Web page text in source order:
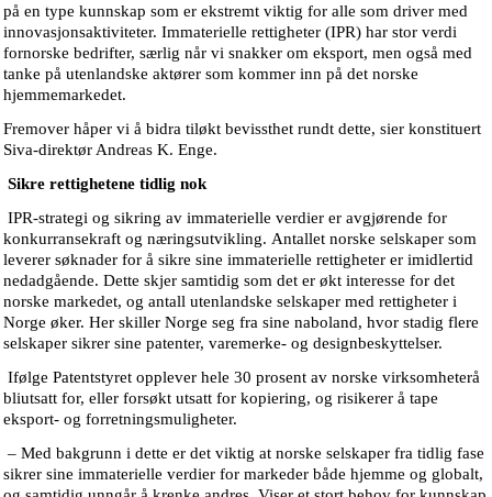
på en type kunnskap som er ekstremt viktig for alle som driver med
innovasjonsaktiviteter. Immaterielle rettigheter (IPR) har stor verdi
fornorske bedrifter, særlig når vi snakker om eksport, men også med
tanke på utenlandske aktører som kommer inn på det norske
hjemmemarkedet.
Fremover håper vi å bidra tiløkt bevissthet rundt dette, sier konstituert
Siva-direktør Andreas K. Enge.
Sikre rettighetene tidlig nok
IPR-strategi og sikring av immaterielle verdier er avgjørende for
konkurransekraft og næringsutvikling. Antallet norske selskaper som
leverer søknader for å sikre sine immaterielle rettigheter er imidlertid
nedadgående. Dette skjer samtidig som det er økt interesse for det
norske markedet, og antall utenlandske selskaper med rettigheter i
Norge øker. Her skiller Norge seg fra sine naboland, hvor stadig flere
selskaper sikrer sine patenter, varemerke- og designbeskyttelser.
Ifølge Patentstyret opplever hele 30 prosent av norske virksomheterå
bliutsatt for, eller forsøkt utsatt for kopiering, og risikerer å tape
eksport- og forretningsmuligheter.
– Med bakgrunn i dette er det viktig at norske selskaper fra tidlig fase
sikrer sine immaterielle verdier for markeder både hjemme og globalt,